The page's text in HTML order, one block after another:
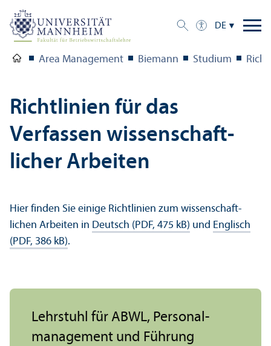
DE
Area Management Biemann Studium
Richtlinien für das
Verfassen wissenschaft­
licher Arbeiten
Hier finden Sie einige Richtlinien zum wissenschaft­
lichen Arbeiten in Deutsch (PDF, 475 kB) und Englisch
(PDF, 386 kB).
Lehr­stuhl für ABWL, Personal­
management und Führung